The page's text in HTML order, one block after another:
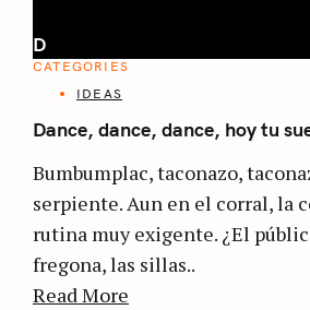
D
CATEGORIES
IDEAS
Dance, dance, dance, hoy tu
Bumbumplac, taconazo,
serpiente. Aun en el corral, la
rutina muy exigente. ¿El
fregona, las sillas..
Read More